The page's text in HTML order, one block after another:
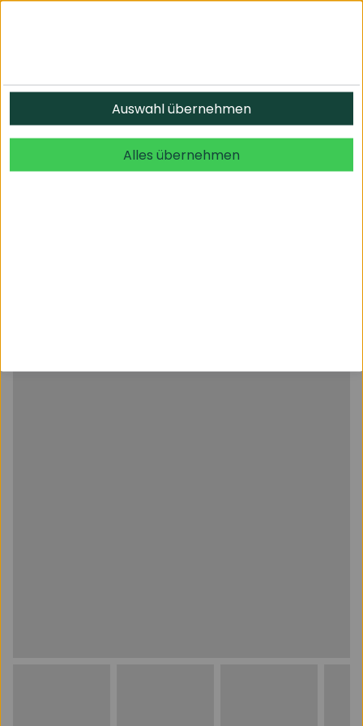
Auswahl übernehmen
Alles übernehmen